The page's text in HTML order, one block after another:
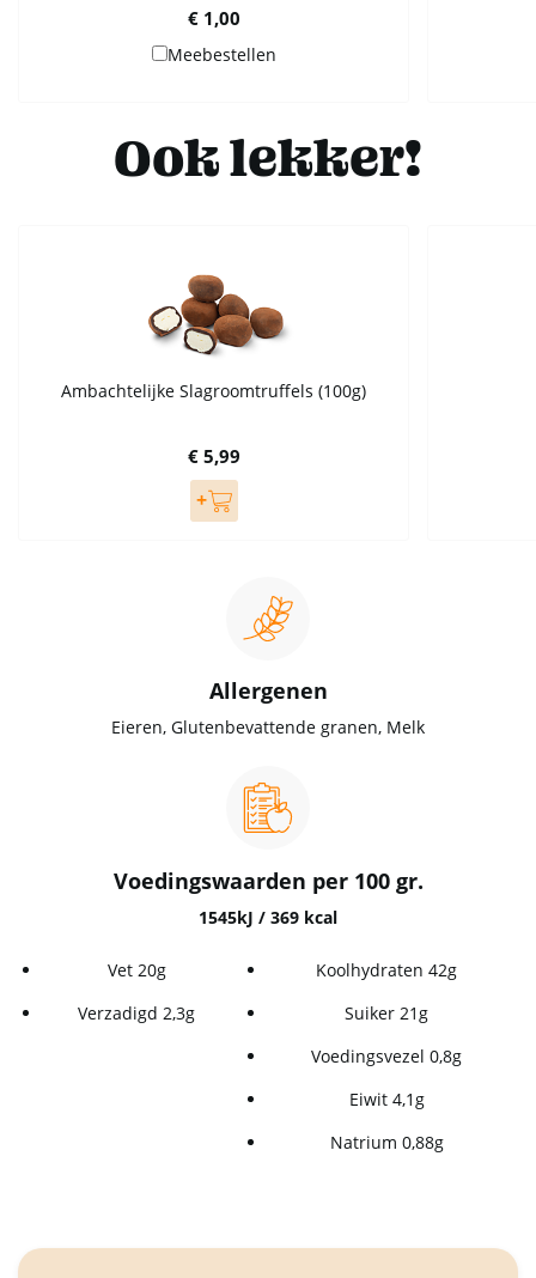
€ 1,00
Meebestellen
Ook lekker!
Ambachtelijke Slagroomtruffels (100g)
€ 5,99
Allergenen
Eieren, Glutenbevattende granen, Melk
Voedingswaarden per 100 gr.
1545kJ / 369 kcal
Vet 20g
Verzadigd 2,3g
Koolhydraten 42g
Suiker 21g
Voedingsvezel 0,8g
Eiwit 4,1g
Natrium 0,88g